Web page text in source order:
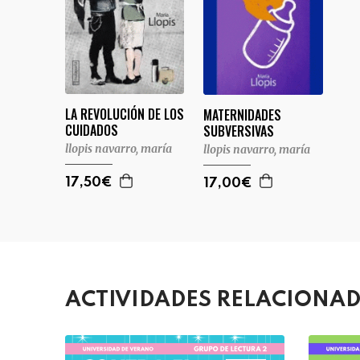
LA REVOLUCIÓN DE LOS
CUIDADOS
llopis navarro, maría
17,50€
MATERNIDADES
SUBVERSIVAS
llopis navarro, maría
17,00€
ACTIVIDADES